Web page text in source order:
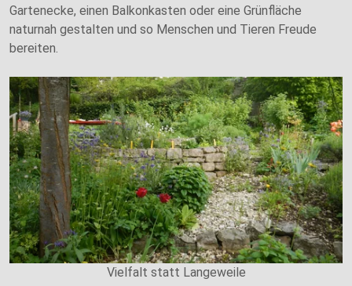
Gartenecke, einen Balkonkasten oder eine Grünfläche
naturnah gestalten und so Menschen und Tieren Freude
bereiten.
Vielfalt statt Langeweile